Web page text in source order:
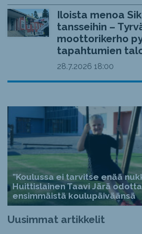
Iloista menoa
tansseihin –
moottorikerho
tapahtumien
28.7.2026 18:00
”Koulussa ei tarvitse enää
Huittislainen Taavi Järä
ensimmäistä koulupäiväänsä
Uusimmat artikkelit